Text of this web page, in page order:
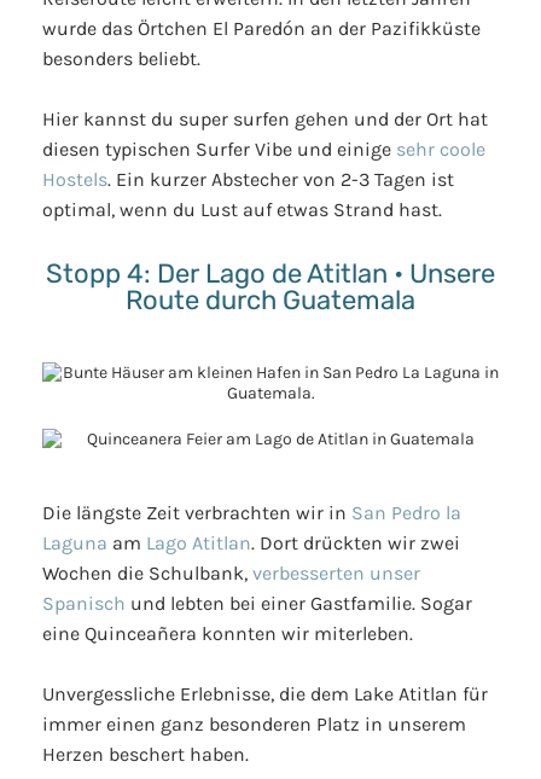
wurde das Örtchen El Paredón an der Pazifikküste
besonders beliebt.
Hier kannst du super surfen gehen und der Ort hat
diesen typischen Surfer Vibe und einige sehr coole
Hostels. Ein kurzer Abstecher von 2-3 Tagen ist
optimal, wenn du Lust auf etwas Strand hast.
Stopp 4: Der Lago de Atitlan • Unsere
Route durch Guatemala
Die längste Zeit verbrachten wir in San Pedro la
Laguna am Lago Atitlan. Dort drückten wir zwei
Wochen die Schulbank, verbesserten unser
Spanisch und lebten bei einer Gastfamilie. Sogar
eine Quinceañera konnten wir miterleben.
Unvergessliche Erlebnisse, die dem Lake Atitlan für
immer einen ganz besonderen Platz in unserem
Herzen beschert haben.